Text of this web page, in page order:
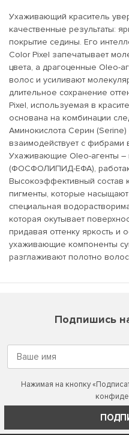
Ухаживающий краситель
качественные результаты:
покрытие седины. Его
Color Pixel запечатывает
цвета, а драгоценные Oleo-
волос и усиливают
длительное сохранение
Pixel, используемая в
основана на комбинации
Аминокислота Серин (Serine)
взаимодействует с фибрами
Ухаживающие Oleo-агенты
(ФОСФОЛИПИД-ЕФА),
Высокоэффективный состав
пигменты, которые
специальная
которая окутывает
придавая оттенку яркость и
ухаживающие компоненты
разглаживают полотно
Подпишись
Нажимая на кнопку